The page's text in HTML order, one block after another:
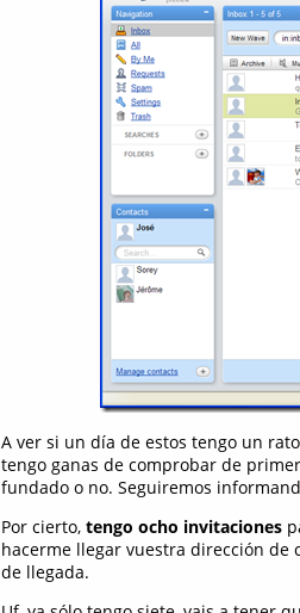
A ver si un día de estos tengo un
tengo ganas de comprobar de
fundado o no. Seguiremos
Por cierto, tengo ocho invitaciones
hacerme llegar vuestra dirección
de llegada.